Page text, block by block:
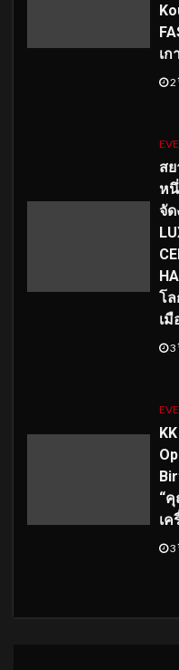
เก
2
ส
หนึ่
จัด
โ
เมื
3
“
เ
3